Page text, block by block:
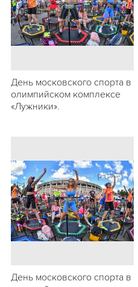
День московского спорта в
олимпийском комплексе
«Лужники».
День московского спорта в